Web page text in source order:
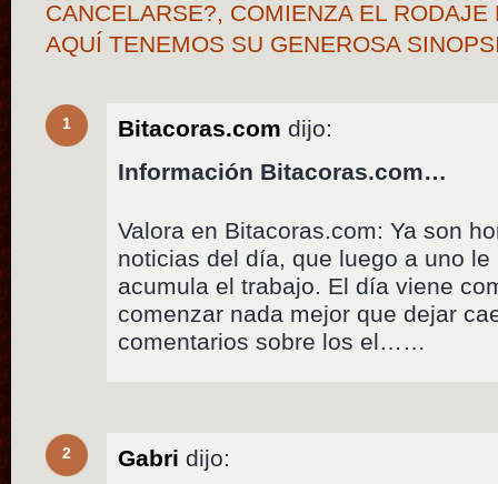
CANCELARSE?, COMIENZA EL
AQUÍ TENEMOS SU GENEROSA
1 Bitacoras.com dijo:
Información Bitacoras.com…
Valora en Bitacoras.com: Ya son
noticias del día, que luego a uno
acumula el trabajo. El día viene
comenzar nada mejor que dejar
comentarios sobre los el……
2 Gabri dijo: